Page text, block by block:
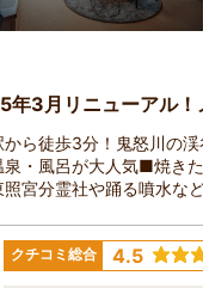
年3月リニューアル！
から徒歩3分！鬼怒川の
泉・風呂が大人気■焼き
照宮分霊社や踊る噴水な
クチコミ総合 4.5